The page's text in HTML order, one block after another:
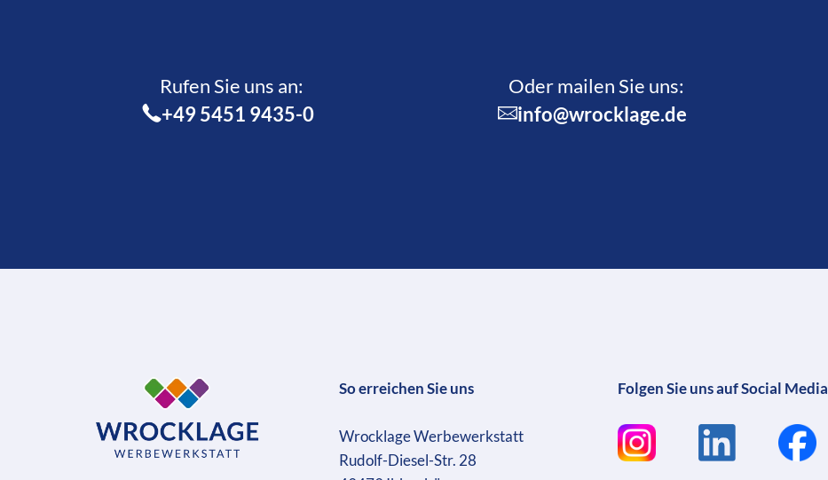
Rufen Sie uns an:­
+49 5451 9435-0
Oder mailen Sie uns:
info@wrocklage.de
So erreichen Sie uns
Wrocklage Werbewerkstatt
Rudolf-Diesel-Str. 28
Folgen Sie uns auf Social Media